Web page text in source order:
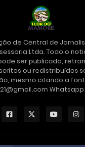
de Central de
Ltda. Todo o
ser publicado,
ou redistribuídos
mesmo citando a
Whatsapp